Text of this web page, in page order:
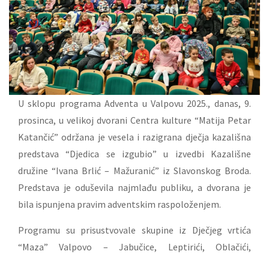
U sklopu programa Adventa u Valpovu 2025., danas, 9.
prosinca, u velikoj dvorani Centra kulture “Matija Petar
Katančić” održana je vesela i razigrana dječja kazališna
predstava “Djedica se izgubio” u izvedbi Kazališne
družine “Ivana Brlić – Mažuranić” iz Slavonskog Broda.
Predstava je oduševila najmlađu publiku, a dvorana je
bila ispunjena pravim adventskim raspoloženjem.
Programu su prisustvovale skupine iz Dječjeg vrtića
“Maza” Valpovo – Jabučice, Leptirići, Oblačići,